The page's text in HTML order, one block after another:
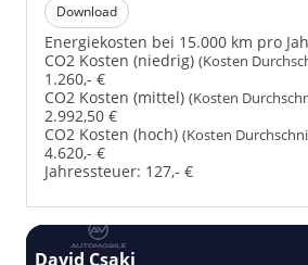
Download
Energiekosten bei 15.000 km pro
CO2 Kosten (niedrig) (Kosten
1.260,- €
CO2 Kosten (mittel) (Kosten
2.992,50 €
CO2 Kosten (hoch) (Kosten
4.620,- €
Jahressteuer: 127,- €